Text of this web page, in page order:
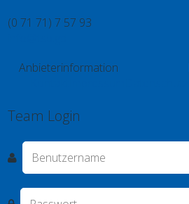
(0 71 71) 7 57 93
Anbieterinformation
Team Login